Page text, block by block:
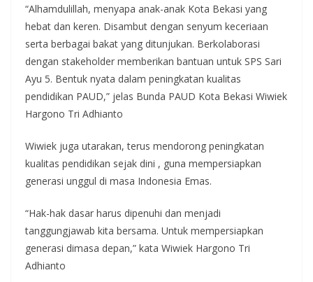
“Alhamdulillah, menyapa anak-anak Kota Bekasi yang
hebat dan keren. Disambut dengan senyum keceriaan
serta berbagai bakat yang ditunjukan. Berkolaborasi
dengan stakeholder memberikan bantuan untuk SPS Sari
Ayu 5. Bentuk nyata dalam peningkatan kualitas
pendidikan PAUD,” jelas Bunda PAUD Kota Bekasi Wiwiek
Hargono Tri Adhianto
Wiwiek juga utarakan, terus mendorong peningkatan
kualitas pendidikan sejak dini , guna mempersiapkan
generasi unggul di masa Indonesia Emas.
“Hak-hak dasar harus dipenuhi dan menjadi
tanggungjawab kita bersama. Untuk mempersiapkan
generasi dimasa depan,” kata Wiwiek Hargono Tri
Adhianto